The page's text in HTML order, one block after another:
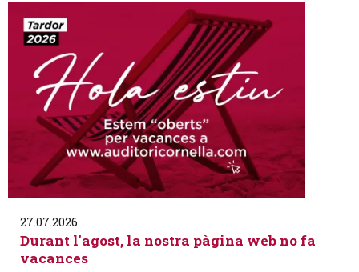
27.07.2026
Durant l'agost, la nostra pàgina web no fa
vacances